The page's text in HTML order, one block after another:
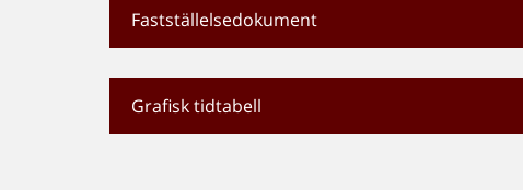
Fastställelsedokument
Grafisk tidtabell